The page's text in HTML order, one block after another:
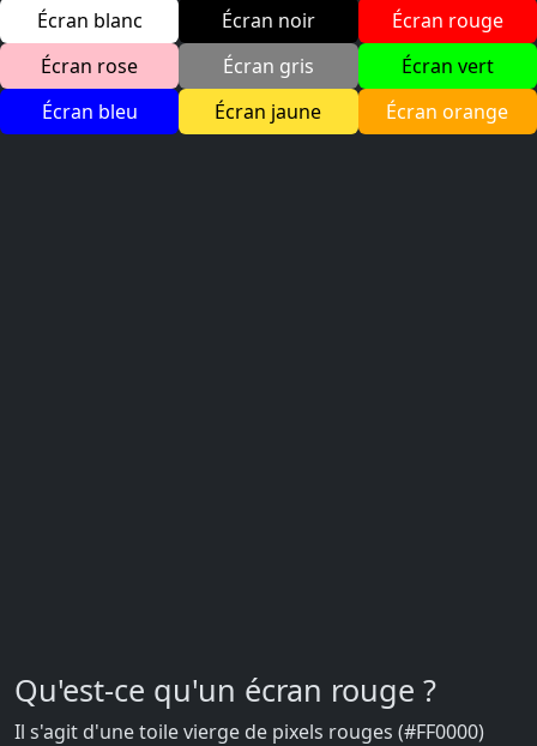
Écran blanc Écran noir
Écran rouge
Écran rose
Écran gris
Écran vert
Écran bleu
Écran jaune Écran orange
Qu'est-ce qu'un écran rouge ?
Il s'agit d'une toile vierge de pixels rouges (#FF0000)